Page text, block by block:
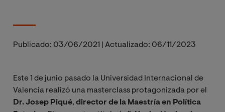
Publicado: 03/06/2021 Actualizado: 06/11/2023
Este 1 de junio pasado la Universidad Internacional de
Valencia realizó una masterclass protagonizada por el
Dr. Josep Piqué, director de la Maestría en Política